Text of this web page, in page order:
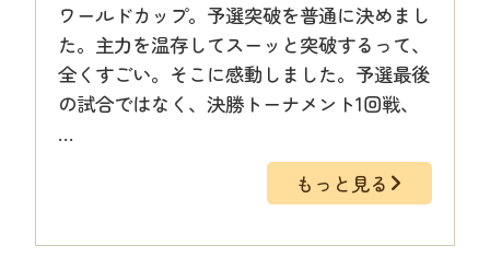
ワールドカップ。予選突破を普通に決めまし
た。主力を温存してスーッと突破するって、
全くすごい。そこに感動しました。予選最後
の試合ではなく、決勝トーナメント1回戦、
…
もっと見る